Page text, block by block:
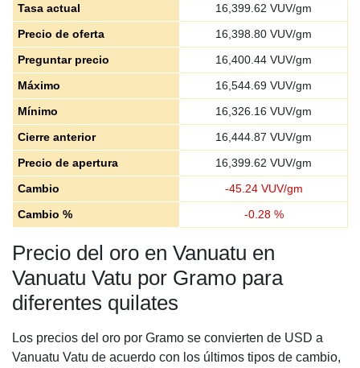
Tasa actual 16,399.62 VUV/gm
Precio de oferta
16,398.80 VUV/gm
Preguntar precio
16,400.44 VUV/gm
Máximo
16,544.69 VUV/gm
Mínimo
16,326.16 VUV/gm
Cierre anterior
16,444.87 VUV/gm
Precio de apertura
16,399.62 VUV/gm
Cambio
-45.24VUV/gm
Cambio %
-0.28%
Precio del oro en Vanuatu en
Vanuatu Vatu por Gramo para
diferentes quilates
Los precios del oro por Gramo se convierten de USD a
Vanuatu Vatu de acuerdo con los últimos tipos de cambio,